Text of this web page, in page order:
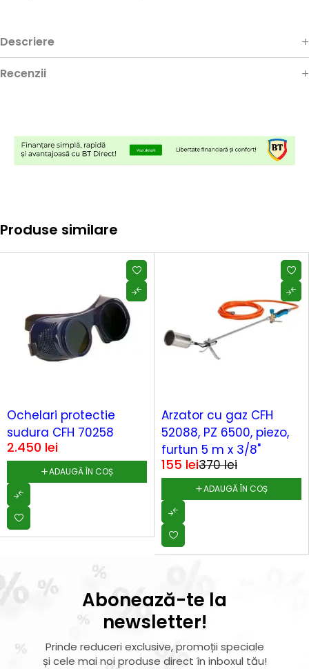
Descriere
Recenzii
Produse similare
Ochelari protectie
sudura CFH 70258
2.450 lei
ADAUGĂ ÎN COȘ
Arzator cu gaz CFH
52088, PZ 6500, piezo,
furtun 5 m x 3/8"
370lei
155 lei
ADAUGĂ ÎN COȘ
Abonează-te la
newsletter!
Prinde reduceri exclusive, promoții speciale
și cele mai noi produse direct în inboxul tău!